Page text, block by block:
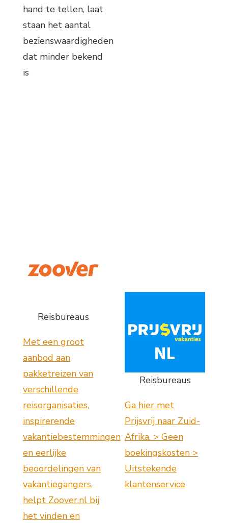
hand te tellen, laat
staan het aantal
bezienswaardigheden
dat minder bekend
is
Reisbureaus
Met een groot
aanbod aan
pakketreizen van
verschillende
reisorganisaties,
inspirerende
vakantiebestemmingen
en eerlijke
beoordelingen van
vakantiegangers,
helpt Zoover.nl bij
het vinden en
Reisbureaus
Ga hier met
Prijsvrij naar Zuid-
Afrika. > Geen
boekingskosten >
Uitstekende
klantenservice